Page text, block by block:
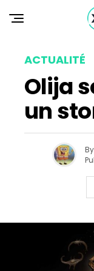
ACTUALITÉ
Olija
un
By